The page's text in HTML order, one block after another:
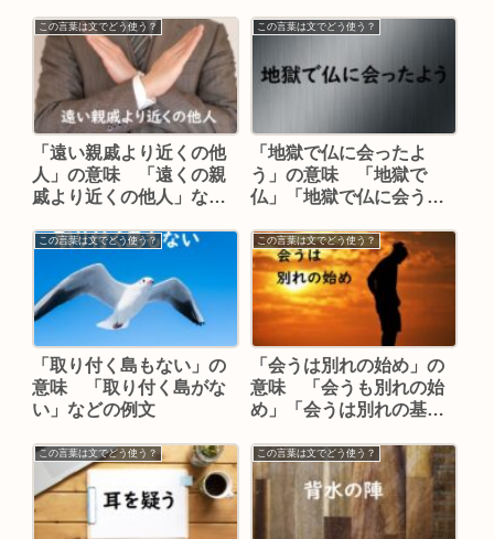
この言葉は文でどう使う？
「遠い親戚より近くの他
人」の意味 「遠くの親
戚より近くの他人」など
この言葉は文でどう使う？
「地獄で仏に会ったよ
う」の意味 「地獄で
仏」「地獄で仏に会う」
この言葉は文でどう使う？
「取り付く島もない」の
意味 「取り付く島がな
い」などの例文
この言葉は文でどう使う？
「会うは別れの始め」の
意味 「会うも別れの始
め」「会うは別れの基」
文
この言葉は文でどう使う？ この言葉は文でどう使う？